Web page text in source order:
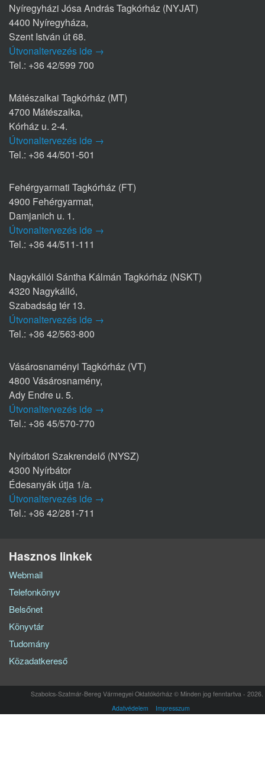
Nyíregyházi Jósa András Tagkórház (NYJAT)
4400 Nyíregyháza,
Szent István út 68.
Útvonaltervezés ide →
Tel.: +36 42/599 700
Mátészalkai Tagkórház (MT)
4700 Mátészalka,
Kórház u. 2-4.
Útvonaltervezés ide →
Tel.: +36 44/501-501
Fehérgyarmati Tagkórház (FT)
4900 Fehérgyarmat,
Damjanich u. 1.
Útvonaltervezés ide →
Tel.: +36 44/511-111
Nagykállói Sántha Kálmán Tagkórház (NSKT)
4320 Nagykálló,
Szabadság tér 13.
Útvonaltervezés ide →
Tel.: +36 42/563-800
Vásárosnaményi Tagkórház (VT)
4800 Vásárosnamény,
Ady Endre u. 5.
Útvonaltervezés ide →
Tel.: +36 45/570-770
Nyírbátori Szakrendelő (NYSZ)
4300 Nyírbátor
Édesanyák útja 1/a.
Útvonaltervezés ide →
Tel.: +36 42/281-711
Hasznos linkek
Webmail
Telefonkönyv
Belsőnet
Könyvtár
Tudomány
Közadatkereső
Szabolcs-Szatmár-Bereg Vármegyei Oktatókórház © Minden jog fenntartva - 2026.
Adatvédelem
Impresszum